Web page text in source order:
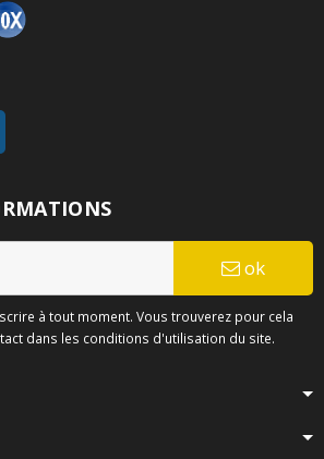
ok
à tout moment. Vous trouverez pour cela
dans les conditions d'utilisation du site.